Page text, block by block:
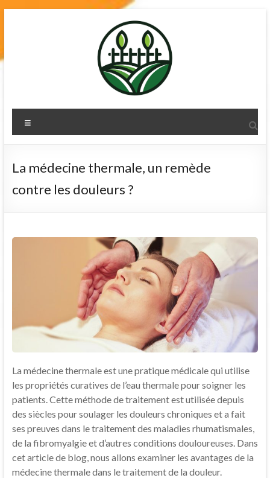
terre-de-
diatomee.net
La médecine thermale, un remède
contre les douleurs ?
La médecine thermale est une pratique médicale qui utilise
les propriétés curatives de l’eau thermale pour soigner les
patients. Cette méthode de traitement est utilisée depuis
des siècles pour soulager les douleurs chroniques et a fait
ses preuves dans le traitement des maladies rhumatismales,
de la fibromyalgie et d’autres conditions douloureuses. Dans
cet article de blog, nous allons examiner les avantages de la
médecine thermale dans le traitement de la douleur.